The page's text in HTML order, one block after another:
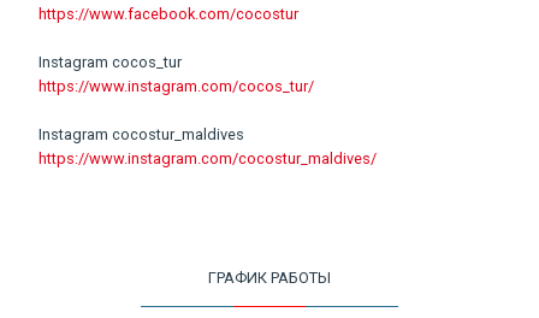
https://www.facebook.com/cocostur
Instagram cocos_tur
https://www.instagram.com/cocos_tur/
Instagram cocostur_maldives
https://www.instagram.com/cocostur_maldives/
ГРАФИК РАБОТЫ